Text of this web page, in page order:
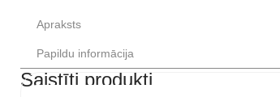
Apraksts
Papildu informācija
Saistīti produkti